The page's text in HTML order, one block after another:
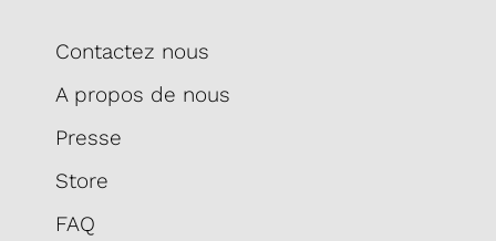
Contactez nous
A propos de nous
Presse
Store
FAQ